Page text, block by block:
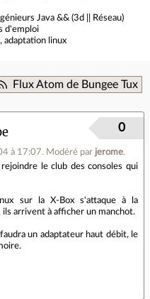
Java && (3d || Réseau)
d'emploi
adaptation linux
Flux Atom de Bungee Tux
à 17:07. Modéré par jerome.
0
rejoindre le club des consoles qui
sur la X-Box s'attaque à la
arrivent à afficher un manchot.
un adaptateur haut débit, le